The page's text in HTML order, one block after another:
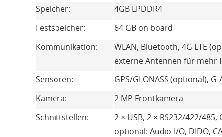
Speicher:
4GB LPDDR4
Festspeicher:
64 GB on board
Kommunikation:
WLAN, Bluetooth, 4G LTE
externe Antennen für mehr
Sensoren:
GPS/GLONASS (optional),
Kamera:
2 MP Frontkamera
Schnittstellen:
2 × USB, 2 × RS232/422/
optional: Audio-I/O, DIDO,